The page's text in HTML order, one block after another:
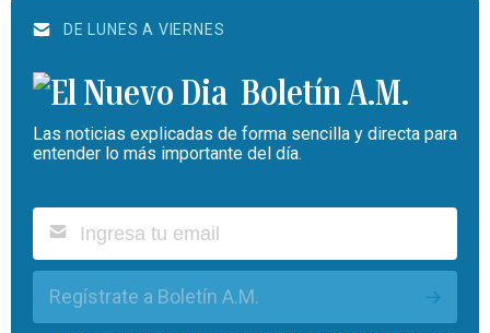
DE LUNES A VIERNES
Boletín A.M.
Las noticias explicadas de forma sencilla y directa para
entender lo más importante del día.
Regístrate a Boletín A.M.